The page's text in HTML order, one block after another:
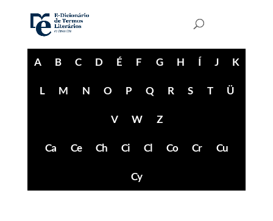
A B C D É F G H Í J K
L M N O P Q R S T Ü
V W Z
Ca Ce Ch Ci Cl Co Cr Cu
Cy